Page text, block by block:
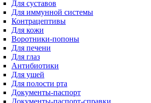
Для суставов
Для иммунной системы
Контрацептивы
Для кожи
Воротники-попоны
Для печени
Для глаз
Антибиотики
Для ушей
Для полости рта
Документы-паспорт
Документы-паспорт-справки